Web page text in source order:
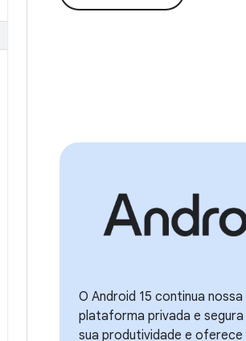
O Android 15 continua
plataforma privada e
sua produtividade e